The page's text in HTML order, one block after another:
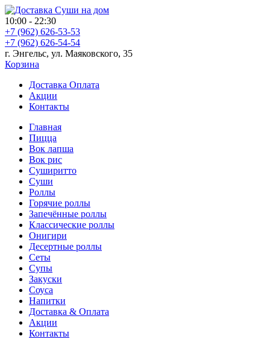
10:00 - 22:30
+7 (962) 626-53-53
+7 (962) 626-54-54
г. Энгельс, ул. Маяковского, 35
Корзина
Доставка Оплата
Акции
Контакты
Главная
Пицца
Вок лапша
Вок рис
Суширитто
Суши
Роллы
Горячие роллы
Запечённые роллы
Классические роллы
Онигири
Десертные роллы
Сеты
Супы
Закуски
Соуса
Напитки
Доставка & Оплата
Акции
Контакты